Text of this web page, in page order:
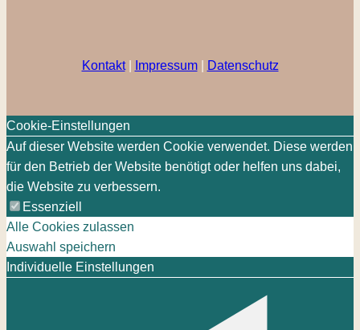
Kontakt| Impressum| Datenschutz
Cookie-Einstellungen
Auf dieser Website werden Cookie verwendet. Diese werden
für den Betrieb der Website benötigt oder helfen uns dabei,
die Website zu verbessern.
Essenziell
Alle Cookies zulassen
Auswahl speichern
Individuelle Einstellungen